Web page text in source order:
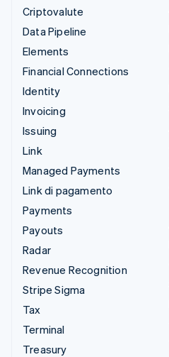
Criptovalute
Data Pipeline
Elements
Financial Connections
Identity
Invoicing
Issuing
Link
Managed Payments
Link di pagamento
Payments
Payouts
Radar
Revenue Recognition
Stripe Sigma
Tax
Terminal
Treasury